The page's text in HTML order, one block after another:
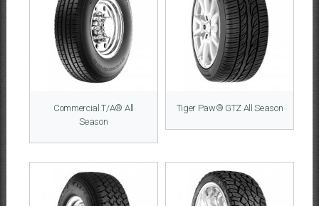
Commercial T/A® All
Season
Tiger Paw® GTZ All Season